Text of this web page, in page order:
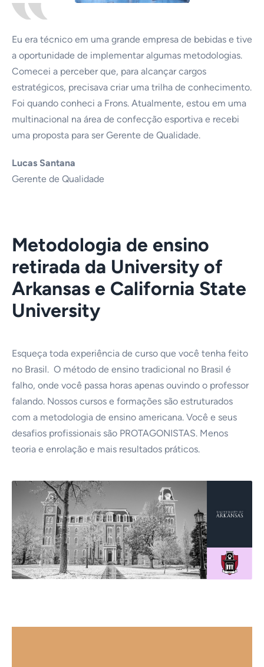
Eu era técnico em uma grande empresa de bebidas e tive
a oportunidade de implementar algumas metodologias.
Comecei a perceber que, para alcançar cargos
estratégicos, precisava criar uma trilha de conhecimento.
Foi quando conheci a Frons. Atualmente, estou em uma
multinacional na área de confecção esportiva e recebi
uma proposta para ser Gerente de Qualidade.
Lucas Santana
Gerente de Qualidade
Metodologia de ensino
retirada da University of
Arkansas e California State
University
Esqueça toda experiência de curso que você tenha feito
no Brasil. O método de ensino tradicional no Brasil é
falho, onde você passa horas apenas ouvindo o professor
falando. Nossos cursos e formações são estruturados
com a metodologia de ensino americana. Você e seus
desafios profissionais são PROTAGONISTAS. Menos
teoria e enrolação e mais resultados práticos.